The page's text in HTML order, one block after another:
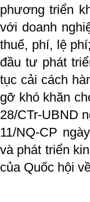
phương triển
với doanh
thuế, phí, lệ
đầu tư phát
tục cải cách
gỡ khó khăn
28/CTr-UBND
11/NQ-CP
và phát triển
của Quốc hội